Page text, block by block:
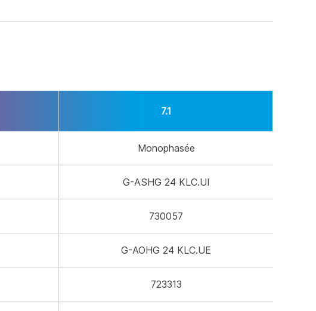
7.1
Monophasée
G-ASHG 24 KLC.UI
730057
G-AOHG 24 KLC.UE
723313